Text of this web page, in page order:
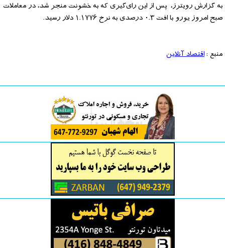
به گزارش رویترز، پس از این رای‌گیری که به خشونت منجر شد، در معاملات
صبح امروز یورو با افت ۰.۳ درصدی به نرخ ۱.۱۷۷۶ دلار رسید.
منبع :اقتصاد آنلاین